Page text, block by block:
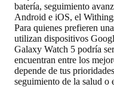
batería, seguimiento
Android e iOS, el
Para quienes prefieren
utilizan dispositivos
Galaxy Watch 5 podría
encuentran entre los
depende de tus
seguimiento de la salud o